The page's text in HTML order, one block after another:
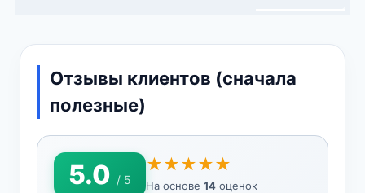
Отзывы клиентов (сначала
полезные)
5.0 / 5
★★★★★
На основе 14 оценок